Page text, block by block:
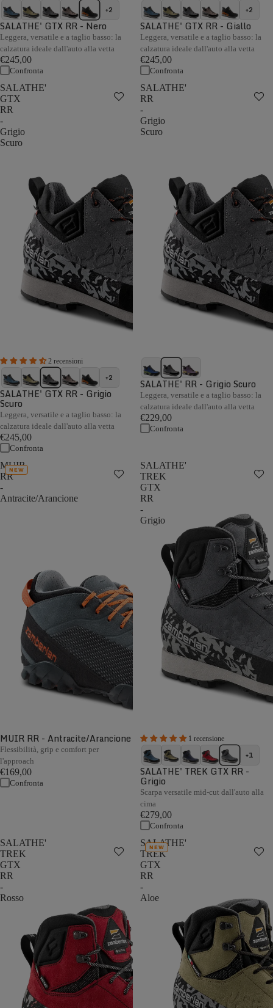
+2
SALATHE' GTX RR - Nero
Leggera, versatile e a taglio basso: la
calzatura ideale dall'auto alla vetta
€245,00
Confronta
+2
SALATHE' GTX RR - Giallo
Leggera, versatile e a taglio basso: la
calzatura ideale dall'auto alla vetta
€245,00
Confronta
SALATHE'
GTX
RR
-
Grigio
Scuro
2 recensioni
+2
SALATHE' GTX RR - Grigio
Scuro
Leggera, versatile e a taglio basso: la
calzatura ideale dall'auto alla vetta
€245,00
Confronta
SALATHE'
RR
-
Grigio
Scuro
SALATHE' RR - Grigio Scuro
Leggera, versatile e a taglio basso: la
calzatura ideale dall'auto alla vetta
€229,00
Confronta
MUIR
RR
-
Antracite/Arancione
NEW
MUIR RR - Antracite/Arancione
Flessibilità, grip e comfort per
l'approach
€169,00
Confronta
SALATHE'
TREK
GTX
RR
-
Grigio
1 recensione
+1
SALATHE' TREK GTX RR -
Grigio
Scarpa versatile mid-cut dall'auto alla
cima
€279,00
Confronta
SALATHE'
TREK
GTX
RR
-
Rosso
SALATHE'
TREK
GTX
RR
-
Aloe
NEW